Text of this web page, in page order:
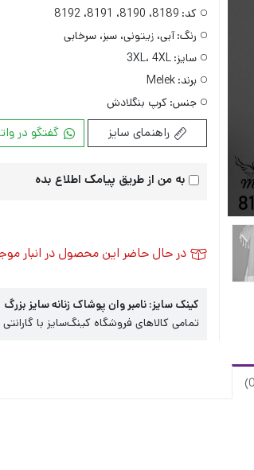
کد: 8189، 8190، 8191، 8192
رنگ:آبی، زیتونی، سبز، سرخابی
سایز: 3XL، 4XL
برند: Melek
جنس: کرپ بنگلادش
راهنمای سایز گفتگو در
به من از طریق پیامک اطلاع بده
در حال حاضر این محصول در انبار
کینک سایز: نامبر وان پوشاک زنانه سایز بزرگ
تمامی کالاهای فروشگاه کینگ‌سایز با